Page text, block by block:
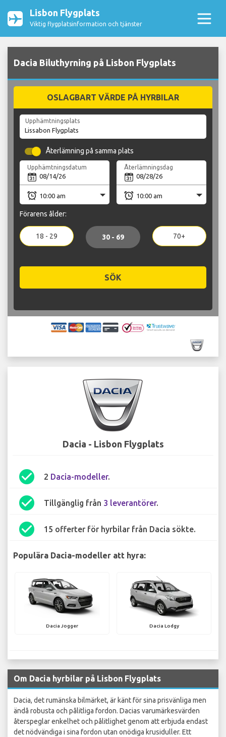
Lisbon Flygplats
Viktig flygplatsinformation och tjänster
Dacia Biluthyrning på Lisbon Flygplats
OSLAGBART VÄRDE PÅ HYRBILAR
Upphämtningsplats
Återlämning på samma plats
Upphämtningsdatum Återlämningsdag
Förarens ålder:
18 - 29 30 - 69 70+
SÖK
Dacia - Lisbon Flygplats
check_circle 2 Dacia-modeller.
check_circle Tillgänglig från 3 leverantörer.
check_circle 15 offerter för hyrbilar från Dacia sökte.
Populära Dacia-modeller att hyra:
Dacia Jogger Dacia Lodgy
Om Dacia hyrbilar på Lisbon Flygplats
Dacia, det rumänska bilmärket, är känt för sina prisvänliga men
ändå robusta och pålitliga fordon. Dacias varumärkesvärden
återspeglar enkelhet och pålitlighet genom att erbjuda endast
det nödvändiga i sina fordon utan onödiga krusiduller. Ett